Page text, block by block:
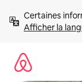
directement
Afficher la